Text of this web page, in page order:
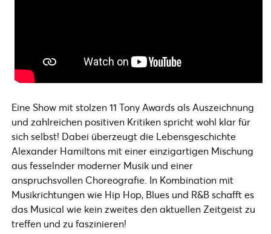
Eine Show mit stolzen 11 Tony Awards als Auszeichnung
und zahlreichen positiven Kritiken spricht wohl klar für
sich selbst! Dabei überzeugt die Lebensgeschichte
Alexander Hamiltons mit einer einzigartigen Mischung
aus fesselnder moderner Musik und einer
anspruchsvollen Choreografie. In Kombination mit
Musikrichtungen wie Hip Hop, Blues und R&B schafft es
das Musical wie kein zweites den aktuellen Zeitgeist zu
treffen und zu faszinieren!